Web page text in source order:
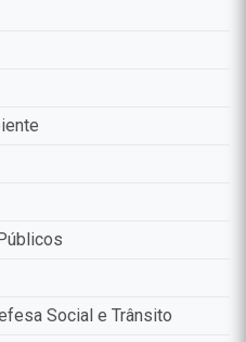
Social e Trânsito